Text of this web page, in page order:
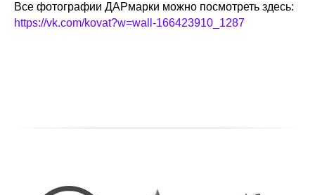
Все фотографии ДАРмарки можно посмотреть здесь:
https://vk.com/kovat?w=wall-166423910_1287